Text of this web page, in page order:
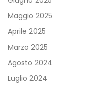
Maggio 2025
Aprile 2025
Marzo 2025
Agosto 2024
Luglio 2024